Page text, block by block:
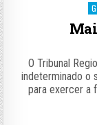
in
O Tribunal
indeterminado o
para exercer a